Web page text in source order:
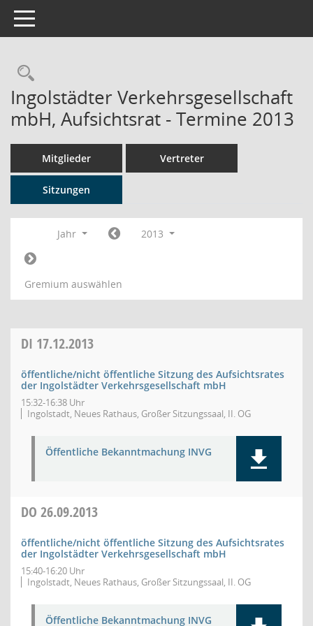
Toggle navigation
Rechercheauswahl
Ingolstädter Verkehrsgesellschaft
mbH, Aufsichtsrat - Termine 2013
Mitglieder Vertreter
Sitzungen
Jahr 2013
Gremium auswählen
DI 17.12.2013
öffentliche/nicht öffentliche Sitzung des Aufsichtsrates
der Ingolstädter Verkehrsgesellschaft mbH
15:32-16:38 Uhr
Ingolstadt, Neues Rathaus, Großer Sitzungssaal, II. OG
Öffentliche Bekanntmachung INVG
DO 26.09.2013
öffentliche/nicht öffentliche Sitzung des Aufsichtsrates
der Ingolstädter Verkehrsgesellschaft mbH
15:40-16:20 Uhr
Ingolstadt, Neues Rathaus, Großer Sitzungssaal, II. OG
Öffentliche Bekanntmachung INVG